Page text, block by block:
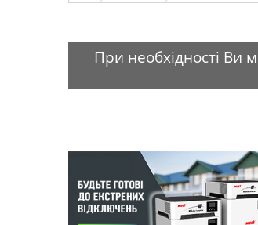
При необхідності Ви